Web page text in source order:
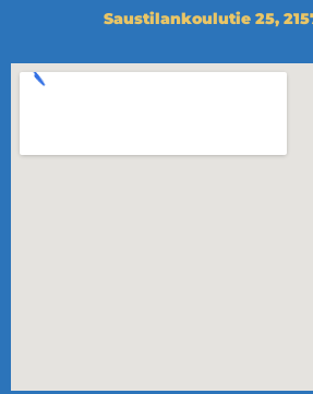
Saustilankoulutie 25,